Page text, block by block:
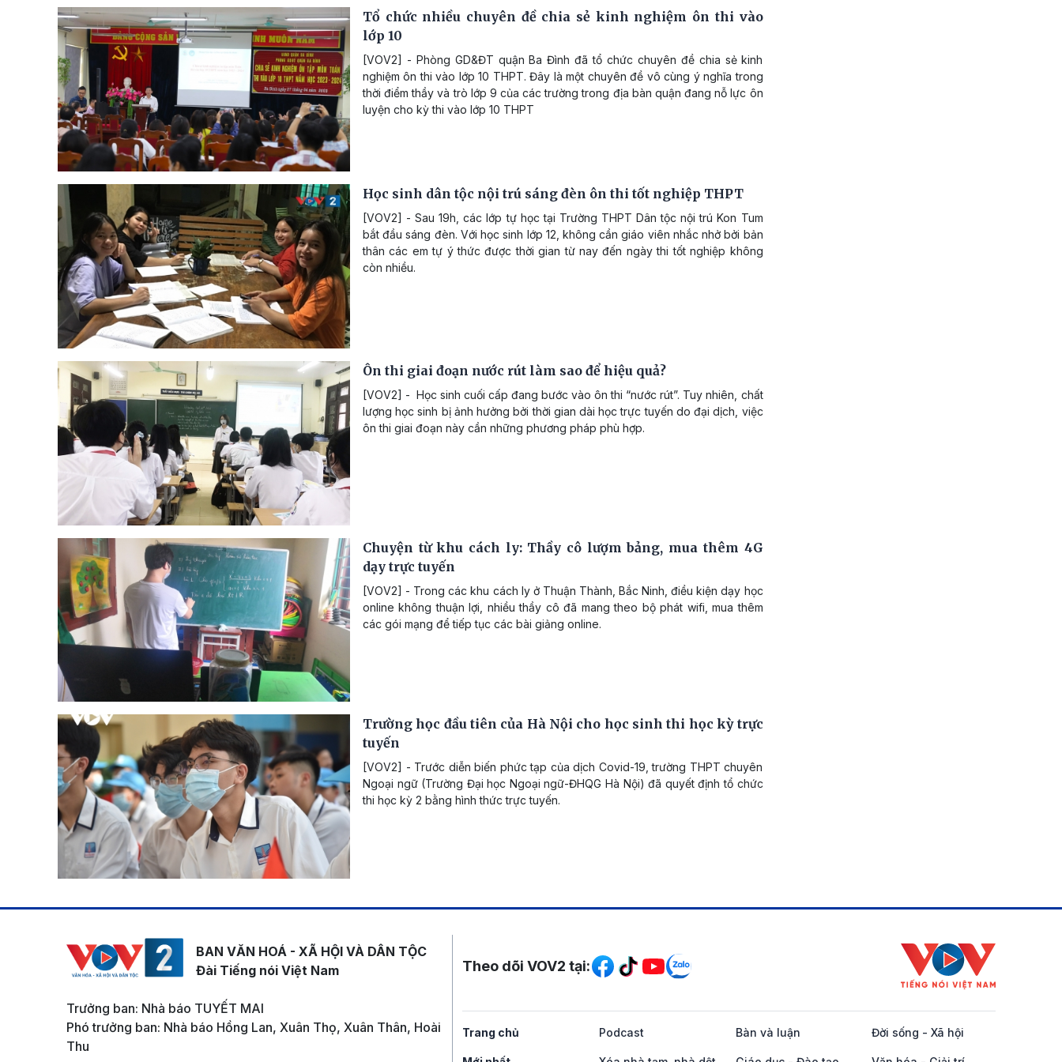
Tổ chức nhiều chuyên đề chia sẻ kinh nghiệm ôn thi vào
lớp 10
[VOV2] - Phòng GD&ĐT quận Ba Đình đã tổ chức chuyên đề chia sẻ kinh
nghiệm ôn thi vào lớp 10 THPT. Đây là một chuyên đề vô cùng ý nghĩa trong
thời điểm thầy và trò lớp 9 của các trường trong địa bàn quận đang nỗ lực ôn
luyện cho kỳ thi vào lớp 10 THPT
Học sinh dân tộc nội trú sáng đèn ôn thi tốt nghiệp THPT
[VOV2] - Sau 19h, các lớp tự học tại Trường THPT Dân tộc nội trú Kon Tum
bắt đầu sáng đèn. Với học sinh lớp 12, không cần giáo viên nhắc nhở bởi bản
thân các em tự ý thức được thời gian từ nay đến ngày thi tốt nghiệp không
còn nhiều.
Ôn thi giai đoạn nước rút làm sao để hiệu quả?
[VOV2] - Học sinh cuối cấp đang bước vào ôn thi “nước rút”. Tuy nhiên, chất
lượng học sinh bị ảnh hưởng bởi thời gian dài học trực tuyến do đại dịch, việc
ôn thi giai đoạn này cần những phương pháp phù hợp.
Chuyện từ khu cách ly: Thầy cô lượm bảng, mua thêm 4G
dạy trực tuyến
[VOV2] - Trong các khu cách ly ở Thuận Thành, Bắc Ninh, điều kiện dạy học
online không thuận lợi, nhiều thầy cô đã mang theo bộ phát wifi, mua thêm
các gói mạng để tiếp tục các bài giảng online.
Trường học đầu tiên của Hà Nội cho học sinh thi học kỳ trực
tuyến
[VOV2] - Trước diễn biến phức tạp của dịch Covid-19, trường THPT chuyên
Ngoại ngữ (Trường Đại học Ngoại ngữ-ĐHQG Hà Nội) đã quyết định tổ chức
thi học kỳ 2 bằng hình thức trực tuyến.
BAN VĂN HOÁ - XÃ HỘI VÀ DÂN TỘC
Đài Tiếng nói Việt Nam
Trưởng ban: Nhà báo TUYẾT MAI
Phó trưởng ban: Nhà báo Hồng Lan, Xuân Thọ, Xuân Thân, Hoài
Thu
Mạng xã hội
Theo dõi VOV2 tại:
Trang chủ Podcast Bàn và luận Đời sống - Xã hội